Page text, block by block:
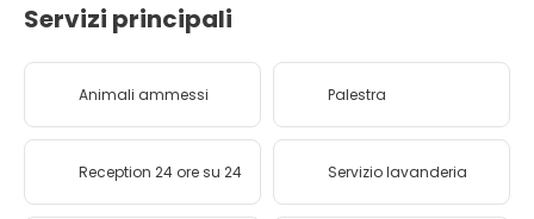
Servizi principali
Animali ammessi Palestra
Reception 24 ore su 24 Servizio lavanderia